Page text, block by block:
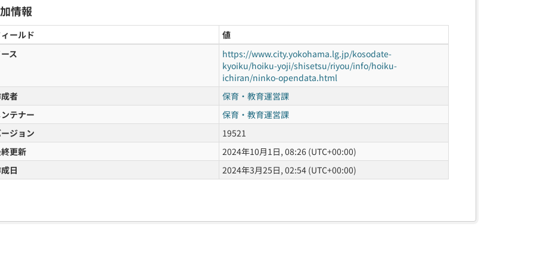
情報
ールド
値
ス
https://www.city.yokohama.lg.jp/kosodate-
kyoiku/hoiku-yoji/shisetsu/riyou/info/hoiku-
ichiran/ninko-opendata.html
者
保育・教育運営課
テナー
保育・教育運営課
ジョン
19521
更新
2024年10月1日, 08:26 (UTC+00:00)
日
2024年3月25日, 02:54 (UTC+00:00)